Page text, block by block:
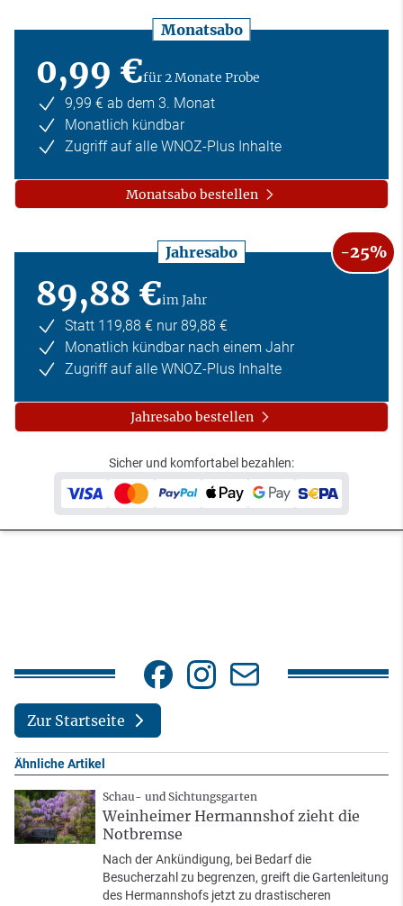
Monatsabo
0,99 €für 2 Monate Probe
9,99 € ab dem 3. Monat
Monatlich kündbar
Zugriff auf alle WNOZ-Plus Inhalte
Monatsabo bestellen
Jahresabo -25%
89,88 €im Jahr
Statt 119,88 € nur 89,88 €
Monatlich kündbar nach einem Jahr
Zugriff auf alle WNOZ-Plus Inhalte
Jahresabo bestellen
Sicher und komfortabel bezahlen:
Zur Startseite
Ähnliche Artikel
Schau- und Sichtungsgarten
Weinheimer Hermannshof zieht die
Notbremse
Nach der Ankündigung, bei Bedarf die
Besucherzahl zu begrenzen, greift die Gartenleitung
des Hermannshofs jetzt zu drastischeren